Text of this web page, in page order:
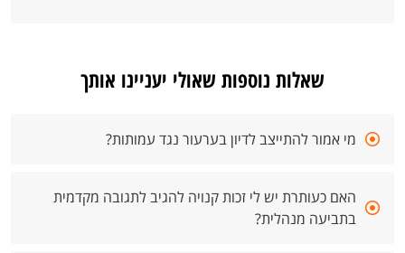
שאלות נוספות שאולי יעניינו אותך
מי אמור להתייצב לדיון בערעור נגד עמותות?
האם כעותרת יש לי זכות קנויה להגיב לתגובה מקדמית
בתביעה מנהלית?